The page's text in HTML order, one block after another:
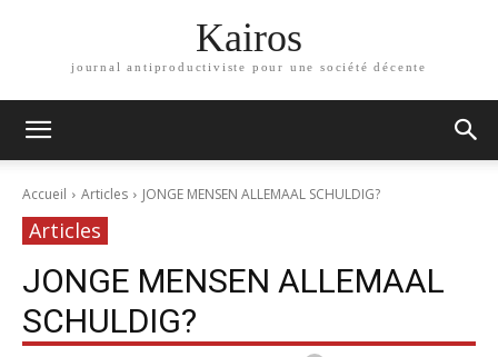
Kairos
journal antiproductiviste pour une société décente
Accueil Articles JONGE MENSEN ALLEMAAL SCHULDIG?
Articles
JONGE MENSEN ALLEMAAL
SCHULDIG?